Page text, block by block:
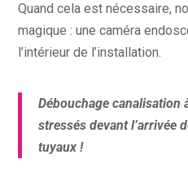
Quand cela est nécessaire,
magique : une caméra
l’intérieur de l’installation.
Débouchage canalisation
stressés devant l’arrivée
tuyaux !